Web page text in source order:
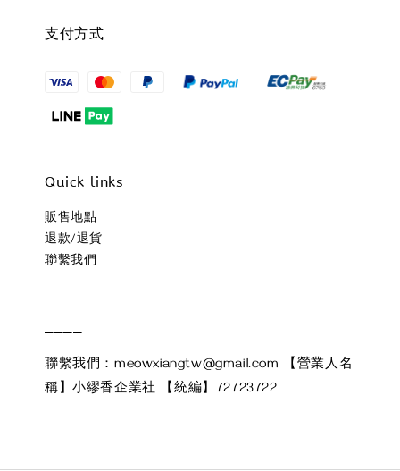
支付方式
Quick links
販售地點
退款/退貨
聯繫我們
聯繫我們：meowxiangtw@gmail.com 【營業人名
稱】小繆香企業社 【統編】72723722